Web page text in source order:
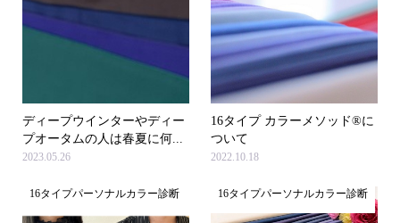
ディープウインターやディー
プオータムの人は春夏に何...
2023.05.26
16タイプ カラーメソッド®に
ついて
2022.10.18
16タイプパーソナルカラー診断 16タイプパーソナルカラー診断